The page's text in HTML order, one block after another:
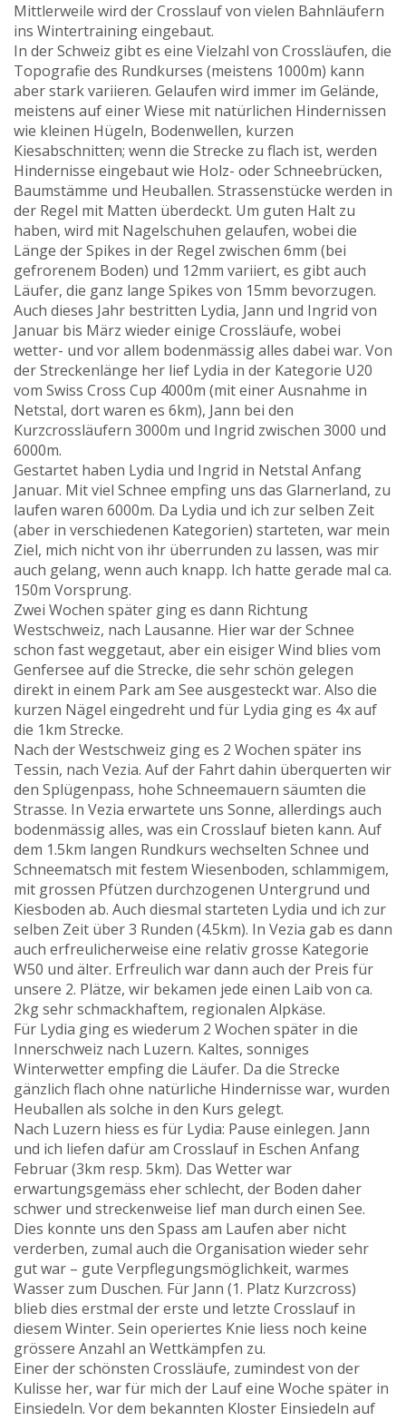
Mittlerweile wird der Crosslauf von vielen Bahnläufern
ins Wintertraining eingebaut.
In der Schweiz gibt es eine Vielzahl von Crossläufen, die
Topografie des Rundkurses (meistens 1000m) kann
aber stark variieren. Gelaufen wird immer im Gelände,
meistens auf einer Wiese mit natürlichen Hindernissen
wie kleinen Hügeln, Bodenwellen, kurzen
Kiesabschnitten; wenn die Strecke zu flach ist, werden
Hindernisse eingebaut wie Holz- oder Schneebrücken,
Baumstämme und Heuballen. Strassenstücke werden in
der Regel mit Matten überdeckt. Um guten Halt zu
haben, wird mit Nagelschuhen gelaufen, wobei die
Länge der Spikes in der Regel zwischen 6mm (bei
gefrorenem Boden) und 12mm variiert, es gibt auch
Läufer, die ganz lange Spikes von 15mm bevorzugen.
Auch dieses Jahr bestritten Lydia, Jann und Ingrid von
Januar bis März wieder einige Crossläufe, wobei
wetter- und vor allem bodenmässig alles dabei war. Von
der Streckenlänge her lief Lydia in der Kategorie U20
vom Swiss Cross Cup 4000m (mit einer Ausnahme in
Netstal, dort waren es 6km), Jann bei den
Kurzcrossläufern 3000m und Ingrid zwischen 3000 und
6000m.
Gestartet haben Lydia und Ingrid in Netstal Anfang
Januar. Mit viel Schnee empfing uns das Glarnerland, zu
laufen waren 6000m. Da Lydia und ich zur selben Zeit
(aber in verschiedenen Kategorien) starteten, war mein
Ziel, mich nicht von ihr überrunden zu lassen, was mir
auch gelang, wenn auch knapp. Ich hatte gerade mal ca.
150m Vorsprung.
Zwei Wochen später ging es dann Richtung
Westschweiz, nach Lausanne. Hier war der Schnee
schon fast weggetaut, aber ein eisiger Wind blies vom
Genfersee auf die Strecke, die sehr schön gelegen
direkt in einem Park am See ausgesteckt war. Also die
kurzen Nägel eingedreht und für Lydia ging es 4x auf
die 1km Strecke.
Nach der Westschweiz ging es 2 Wochen später ins
Tessin, nach Vezia. Auf der Fahrt dahin überquerten wir
den Splügenpass, hohe Schneemauern säumten die
Strasse. In Vezia erwartete uns Sonne, allerdings auch
bodenmässig alles, was ein Crosslauf bieten kann. Auf
dem 1.5km langen Rundkurs wechselten Schnee und
Schneematsch mit festem Wiesenboden, schlammigem,
mit grossen Pfützen durchzogenen Untergrund und
Kiesboden ab. Auch diesmal starteten Lydia und ich zur
selben Zeit über 3 Runden (4.5km). In Vezia gab es dann
auch erfreulicherweise eine relativ grosse Kategorie
W50 und älter. Erfreulich war dann auch der Preis für
unsere 2. Plätze, wir bekamen jede einen Laib von ca.
2kg sehr schmackhaftem, regionalen Alpkäse.
Für Lydia ging es wiederum 2 Wochen später in die
Innerschweiz nach Luzern. Kaltes, sonniges
Winterwetter empfing die Läufer. Da die Strecke
gänzlich flach ohne natürliche Hindernisse war, wurden
Heuballen als solche in den Kurs gelegt.
Nach Luzern hiess es für Lydia: Pause einlegen. Jann
und ich liefen dafür am Crosslauf in Eschen Anfang
Februar (3km resp. 5km). Das Wetter war
erwartungsgemäss eher schlecht, der Boden daher
schwer und streckenweise lief man durch einen See.
Dies konnte uns den Spass am Laufen aber nicht
verderben, zumal auch die Organisation wieder sehr
gut war – gute Verpflegungsmöglichkeit, warmes
Wasser zum Duschen. Für Jann (1. Platz Kurzcross)
blieb dies erstmal der erste und letzte Crosslauf in
diesem Winter. Sein operiertes Knie liess noch keine
grössere Anzahl an Wettkämpfen zu.
Einer der schönsten Crossläufe, zumindest von der
Kulisse her, war für mich der Lauf eine Woche später in
Einsiedeln. Vor dem bekannten Kloster Einsiedeln auf